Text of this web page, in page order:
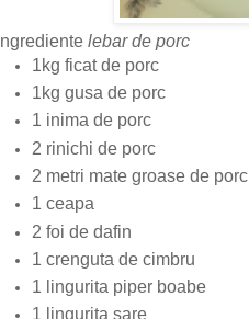
Ingrediente lebar de porc
1kg ficat de porc
1kg gusa de porc
1 inima de porc
2 rinichi de porc
2 metri mate groase de porc
1 ceapa
2 foi de dafin
1 crenguta de cimbru
1 lingurita piper boabe
1 lingurita sare